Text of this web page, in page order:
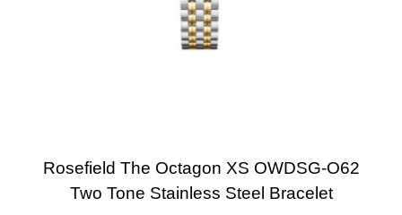
Rosefield The Octagon XS OWDSG-O62
Two Tone Stainless Steel Bracelet